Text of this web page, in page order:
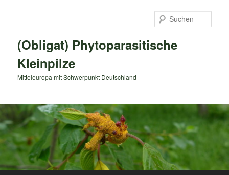
(Obligat) Phytoparasitische
Kleinpilze
Mitteleuropa mit Schwerpunkt Deutschland